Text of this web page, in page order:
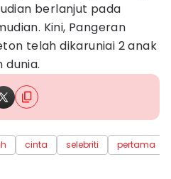
berlanjut pada
Kini, Pangeran
telah dikaruniai 2 anak
dunia.
cinta selebriti
pertama